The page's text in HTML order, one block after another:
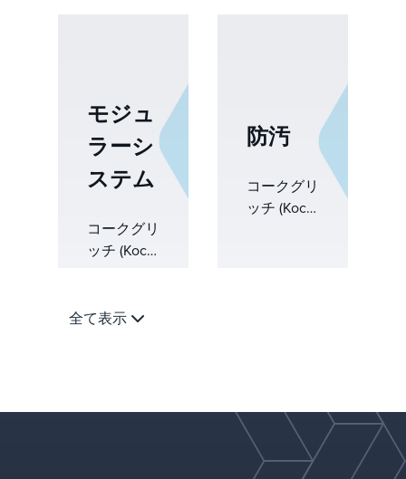
留、蒸発、
プロセスエ
ンジニアリ
ングの専門
合わせた統
合熱分離ソ
し、要求の
が高く持続
可能なパフ
を提供しま
す。
モジュ
ラーシ
ステム
コークグリ
ッチ (Koch-
である
防汚
コークグリ
ッチ (Koch-
可能性を軽
減するよう
に設計され
全て表示